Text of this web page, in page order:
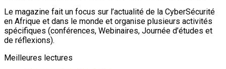
Le magazine fait un focus sur l’actualité de la CyberSécurité
en Afrique et dans le monde et organise plusieurs activités
spécifiques (conférences, Webinaires, Journée d’études et
de réflexions).
Meilleures lectures